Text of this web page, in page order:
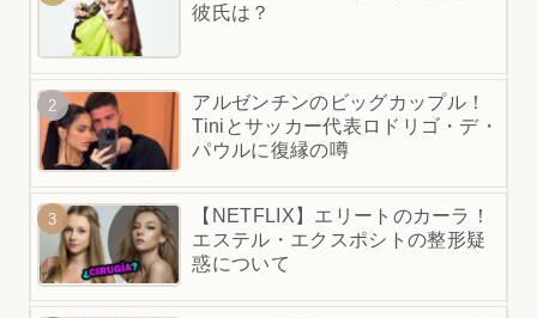
彼氏は？
アルゼンチンのビッグカップル！
Tiniとサッカー代表ロドリゴ・デ・
パウルに復縁の噂
【NETFLIX】エリートのカーラ！
エステル・エクスポシトの整形疑
惑について